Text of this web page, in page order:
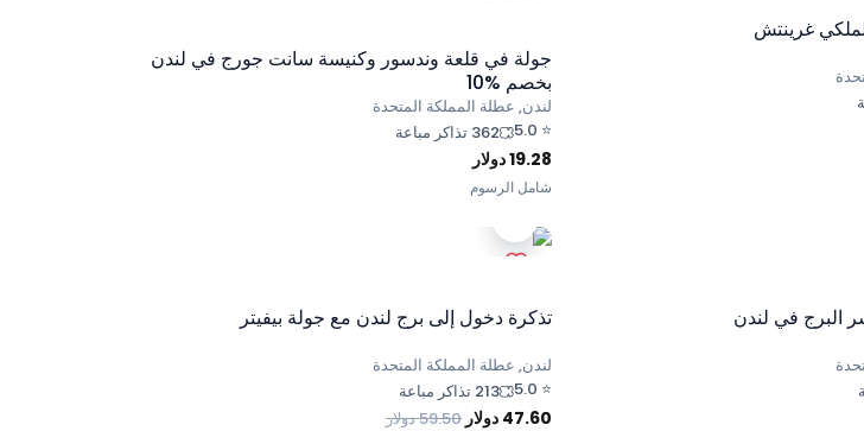
غرينتش
جولة في قلعة وندسور وكنيسة سانت جورج في لندن
بخصم %10
لندن, عطلة المملكة المتحدة
⭐
5.0 362 تذاكر مباعة
19.28دولار
شامل الرسوم
البرج في لندن تذكرة دخول إلى برج لندن مع جولة بيفيتر
لندن, عطلة المملكة المتحدة
⭐
5.0 213 تذاكر مباعة
47.60 دولار59.50دولار